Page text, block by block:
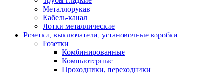
Металлорукав
Кабель-канал
Лотки металлические
Розетки, выключатели, установочные коробки
Розетки
Комбинированные
Компьютерные
Проходники, переходники